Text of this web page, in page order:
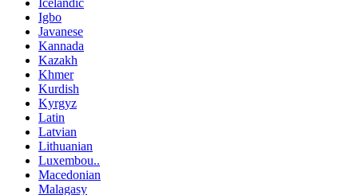
Igbo
Javanese
Kannada
Kazakh
Khmer
Kurdish
Kyrgyz
Latin
Latvian
Lithuanian
Luxembou..
Macedonian
Malagasy